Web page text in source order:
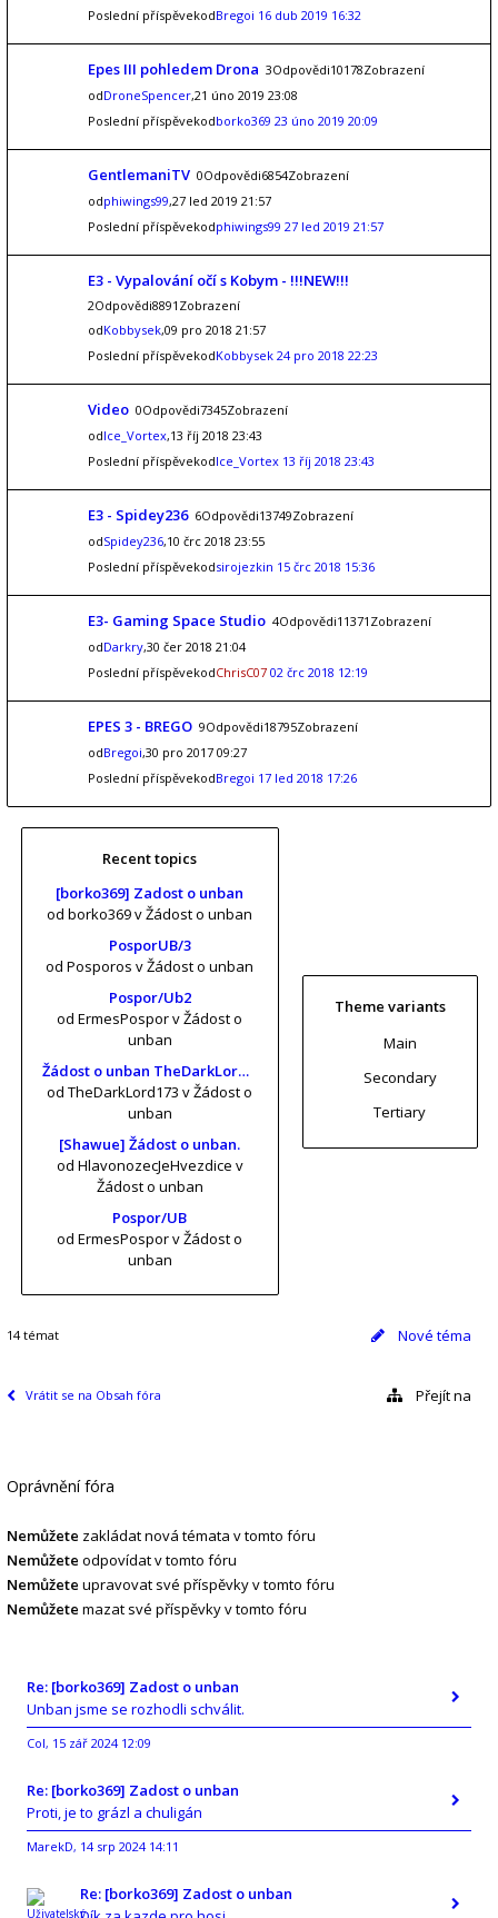
Poslední příspěvekodBregoi 16 dub 2019 16:32
Epes III pohledem Drona 3Odpovědi10178Zobrazení
odDroneSpencer,21 úno 2019 23:08
Poslední příspěvekodborko369 23 úno 2019 20:09
GentlemaniTV 0Odpovědi6854Zobrazení
odphiwings99,27 led 2019 21:57
Poslední příspěvekodphiwings99 27 led 2019 21:57
E3 - Vypalování očí s Kobym - !!!NEW!!!
2Odpovědi8891Zobrazení
odKobbysek,09 pro 2018 21:57
Poslední příspěvekodKobbysek 24 pro 2018 22:23
Video 0Odpovědi7345Zobrazení
odIce_Vortex,13 říj 2018 23:43
Poslední příspěvekodIce_Vortex 13 říj 2018 23:43
E3 - Spidey236 6Odpovědi13749Zobrazení
odSpidey236,10 črc 2018 23:55
Poslední příspěvekodsirojezkin 15 črc 2018 15:36
E3- Gaming Space Studio 4Odpovědi11371Zobrazení
odDarkry,30 čer 2018 21:04
Poslední příspěvekodChrisC07 02 črc 2018 12:19
EPES 3 - BREGO 9Odpovědi18795Zobrazení
odBregoi,30 pro 2017 09:27
Poslední příspěvekodBregoi 17 led 2018 17:26
Recent topics
[borko369] Zadost o unban
od borko369v Žádost o unban
PosporUB/3
od Posporos v Žádost o unban
Pospor/Ub2
od ErmesPosporv Žádost o
unban
Žádost o unban TheDarkLord173 (risa11, KrtkuvDort, MrKrabs) [vol. 2]
od TheDarkLord173 v Žádost o
unban
[Shawue] Žádost o unban.
od HlavonozecJeHvezdice v
Žádost o unban
Pospor/UB
od ErmesPosporv Žádost o
unban
Theme variants
Main
Secondary
Tertiary
Nové téma
14 témat
Vrátit se na Obsah fóra Přejít na
Oprávnění fóra
Nemůžete zakládat nová témata v tomto fóru
Nemůžete odpovídat v tomto fóru
Nemůžete upravovat své příspěvky v tomto fóru
Nemůžete mazat své příspěvky v tomto fóru
Re: [borko369] Zadost o unban
Unban jsme se rozhodli schválit.
Col, 15 zář 2024 12:09
Re: [borko369] Zadost o unban
Proti, je to grázl a chuligán
MarekD, 14 srp 2024 14:11
Re: [borko369] Zadost o unban